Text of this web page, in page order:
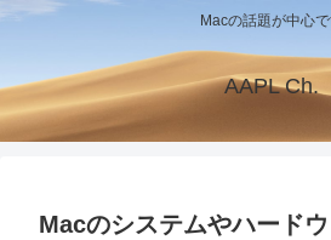
Macの話題が中心
AAPL Ch.
Macのシステムやハード